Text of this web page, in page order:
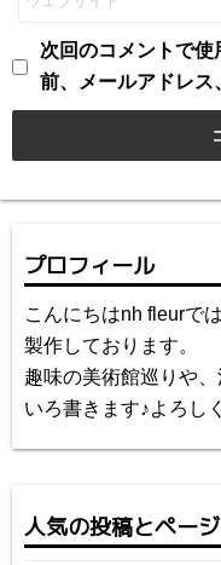
次回のコメントで使
前、メールアドレス
プロフィール
こんにちはnh fleurで
製作しております。
趣味の美術館巡りや
いろ書きます♪よろし
人気の投稿とページ